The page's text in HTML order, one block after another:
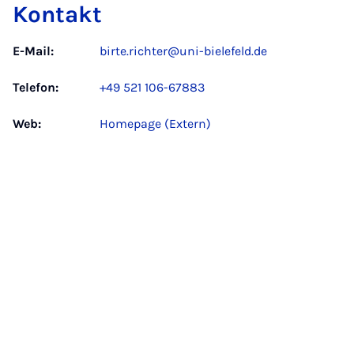
Kontakt
E-Mail: birte.richter@uni-bielefeld.de
Telefon: +49 521 106-67883
Web: Homepage (Extern)